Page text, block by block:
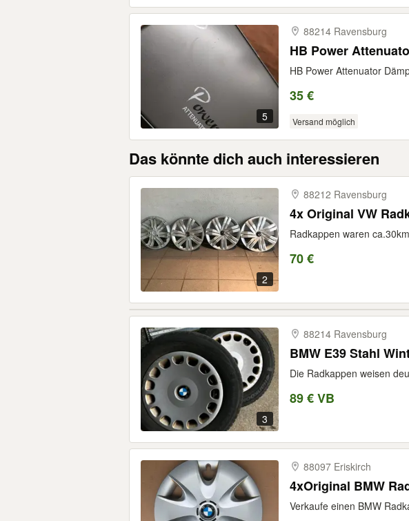
5
88214 Ravensburg
HB Power
HB Power Attenuator
35 €
Versand möglich
Das könnte dich auch interessieren
2
88212 Ravensburg
4x Original VW
Radkappen waren
70 €
3
88214 Ravensburg
BMW E39 Stahl
Die Radkappen weisen
89 € VB
88097 Eriskirch
4xOriginal BMW
Verkaufe einen BMW